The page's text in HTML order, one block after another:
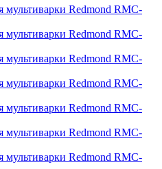
мультиварки Redmond RMC-
мультиварки Redmond RMC-
мультиварки Redmond RMC-
мультиварки Redmond RMC-
мультиварки Redmond RMC-
мультиварки Redmond RMC-
мультиварки Redmond RMC-